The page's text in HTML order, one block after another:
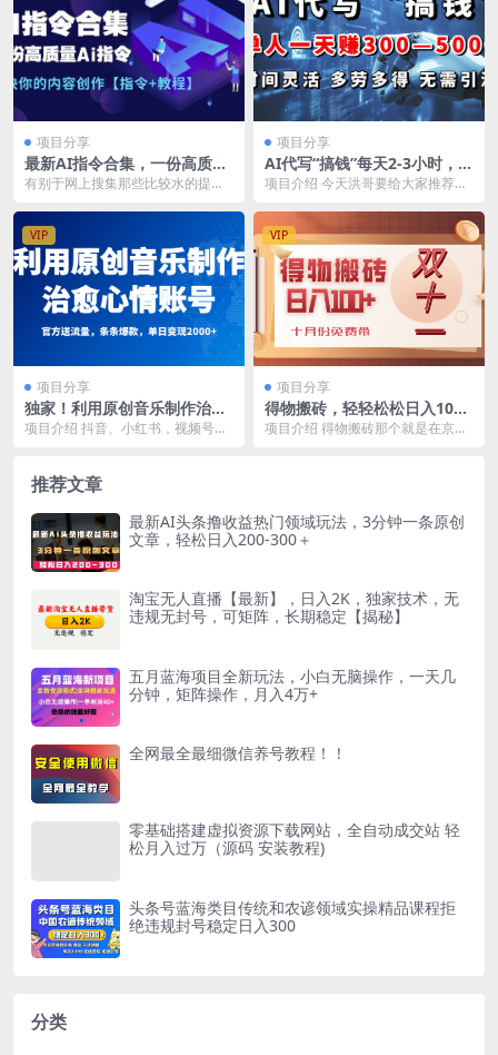
项目分享
最新AI指令合集，一份高质量
Ai指令，解决你的内容创作
有别于网上搜集那些比较水的提示
容创作，我拿了一套试...
项目分享
AI代写“搞钱”每天2-3小时，无
需引流，轻松日入300-500＋
项目介绍 今天洪哥要给大家推荐一
从2022年底C...
VIP
项目分享
独家！利用原创音乐制作治愈
心情账号，条条爆款，单日变
项目介绍 抖音、小红书，视频号等
VIP
项目分享
得物搬砖，轻轻松松日入100
+，十月份免费带！
项目介绍 得物搬砖那个就是在京东
推荐文章
最新AI头条撸收益热门领域玩法，3分钟一条原创
文章，轻松日入200-300＋
淘宝无人直播【最新】，日入2K，独家技术，无
违规无封号，可矩阵，长期稳定【揭秘】
五月蓝海项目全新玩法，小白无脑操作，一天几
分钟，矩阵操作，月入4万+
全网最全最细微信养号教程！！
零基础搭建虚拟资源下载网站，全自动成交站 轻
松月入过万（源码 安装教程)
头条号蓝海类目传统和农谚领域实操精品课程拒
绝违规封号稳定日入300
分类